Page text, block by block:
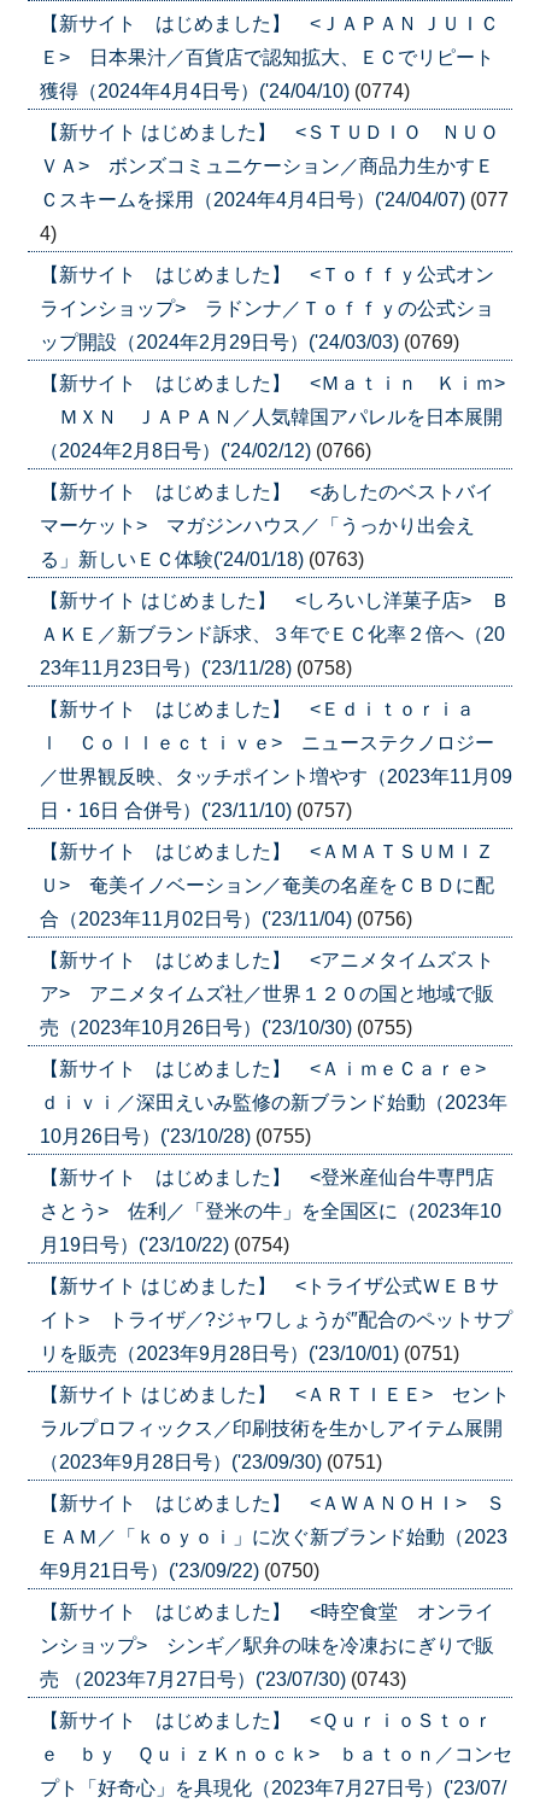
【新サイト はじめました】 <ＪＡＰＡＮ ＪＵＩＣ
Ｅ> 日本果汁／百貨店で認知拡大、ＥＣでリピート
獲得（2024年4月4日号）('24/04/10) (0774)
【新サイト はじめました】 <ＳＴＵＤＩＯ ＮＵＯ
ＶＡ> ボンズコミュニケーション／商品力生かすＥ
Ｃスキームを採用（2024年4月4日号）('24/04/07) (077
4)
【新サイト はじめました】 <Ｔｏｆｆｙ公式オン
ラインショップ> ラドンナ／Ｔｏｆｆｙの公式ショ
ップ開設（2024年2月29日号）('24/03/03) (0769)
【新サイト はじめました】 <Ｍａｔｉｎ Ｋｉｍ>
ＭＸＮ ＪＡＰＡＮ／人気韓国アパレルを日本展開
（2024年2月8日号）('24/02/12) (0766)
【新サイト はじめました】 <あしたのベストバイ
マーケット> マガジンハウス／「うっかり出会え
る」新しいＥＣ体験('24/01/18) (0763)
【新サイト はじめました】 <しろいし洋菓子店> Ｂ
ＡＫＥ／新ブランド訴求、３年でＥＣ化率２倍へ（20
23年11月23日号）('23/11/28) (0758)
【新サイト はじめました】 <Ｅｄｉｔｏｒｉａ
ｌ Ｃｏｌｌｅｃｔｉｖｅ> ニューステクノロジー
／世界観反映、タッチポイント増やす（2023年11月09
日・16日 合併号）('23/11/10) (0757)
【新サイト はじめました】 <ＡＭＡＴＳＵＭＩＺ
Ｕ> 奄美イノベーション／奄美の名産をＣＢＤに配
合（2023年11月02日号）('23/11/04) (0756)
【新サイト はじめました】 <アニメタイムズスト
ア> アニメタイムズ社／世界１２０の国と地域で販
売（2023年10月26日号）('23/10/30) (0755)
【新サイト はじめました】 <ＡｉｍｅＣａｒｅ>
ｄｉｖｉ／深田えいみ監修の新ブランド始動（2023年
10月26日号）('23/10/28) (0755)
【新サイト はじめました】 <登米産仙台牛専門店
さとう> 佐利／「登米の牛」を全国区に（2023年10
月19日号）('23/10/22) (0754)
【新サイト はじめました】 <トライザ公式ＷＥＢサ
イト> トライザ／?ジャワしょうが″配合のペットサプ
リを販売（2023年9月28日号）('23/10/01) (0751)
【新サイト はじめました】 <ＡＲＴＩＥＥ> セント
ラルプロフィックス／印刷技術を生かしアイテム展開
（2023年9月28日号）('23/09/30) (0751)
【新サイト はじめました】 <ＡＷＡＮＯＨＩ> Ｓ
ＥＡＭ／「ｋｏｙｏｉ」に次ぐ新ブランド始動（2023
年9月21日号）('23/09/22) (0750)
【新サイト はじめました】 <時空食堂 オンライ
ンショップ> シンギ／駅弁の味を冷凍おにぎりで販
売 （2023年7月27日号）('23/07/30) (0743)
【新サイト はじめました】 <ＱｕｒｉｏＳｔｏｒ
ｅ ｂｙ ＱｕｉｚＫｎｏｃｋ> ｂａｔｏｎ／コンセ
プト「好奇心」を具現化（2023年7月27日号）('23/07/